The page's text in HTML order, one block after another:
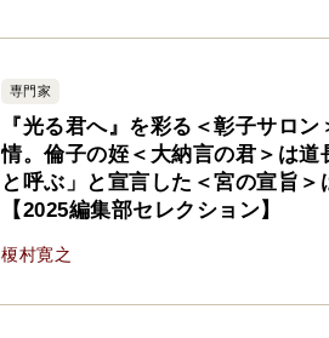
専門家
『光る君へ』を彩る＜彰子サロ
情。倫子の姪＜大納言の君＞は道
と呼ぶ」と宣言した＜宮の宣旨
【2025編集部セレクション】
榎村寛之